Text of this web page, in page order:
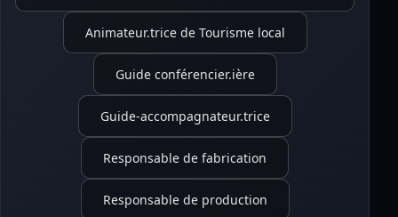
Animateur.trice de Tourisme local
Guide conférencier.ière
Guide-accompagnateur.trice
Responsable de fabrication
Responsable de production